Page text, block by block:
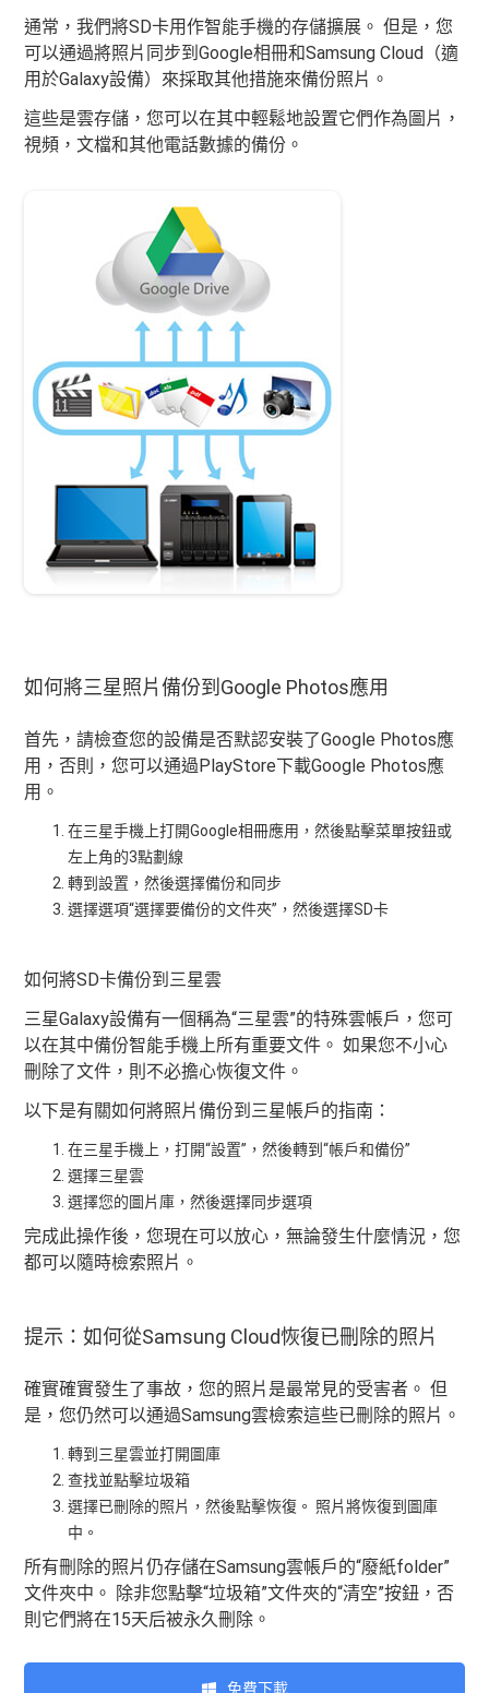
通常，我們將SD卡用作智能手機的存儲擴展。 但是，您
可以通過將照片同步到Google相冊和Samsung Cloud（適
用於Galaxy設備）來採取其他措施來備份照片。
這些是雲存儲，您可以在其中輕鬆地設置它們作為圖片，
視頻，文檔和其他電話數據的備份。
如何將三星照片備份到Google Photos應用
首先，請檢查您的設備是否默認安裝了Google Photos應
用，否則，您可以通過PlayStore下載Google Photos應
用。
在三星手機上打開Google相冊應用，然後點擊菜單按鈕或
左上角的3點劃線
轉到設置，然後選擇備份和同步
選擇選項“選擇要備份的文件夾”，然後選擇SD卡
如何將SD卡備份到三星雲
三星Galaxy設備有一個稱為“三星雲”的特殊雲帳戶，您可
以在其中備份智能手機上所有重要文件。 如果您不小心
刪除了文件，則不必擔心恢復文件。
以下是有關如何將照片備份到三星帳戶的指南：
在三星手機上，打開“設置”，然後轉到“帳戶和備份”
選擇三星雲
選擇您的圖片庫，然後選擇同步選項
完成此操作後，您現在可以放心，無論發生什麼情況，您
都可以隨時檢索照片。
提示：如何從Samsung Cloud恢復已刪除的照片
確實確實發生了事故，您的照片是最常見的受害者。 但
是，您仍然可以通過Samsung雲檢索這些已刪除的照片。
轉到三星雲並打開圖庫
查找並點擊垃圾箱
選擇已刪除的照片，然後點擊恢復。 照片將恢復到圖庫
中。
所有刪除的照片仍存儲在Samsung雲帳戶的“廢紙folder”
文件夾中。 除非您點擊“垃圾箱”文件夾的“清空”按鈕，否
則它們將在15天后被永久刪除。
免費下載